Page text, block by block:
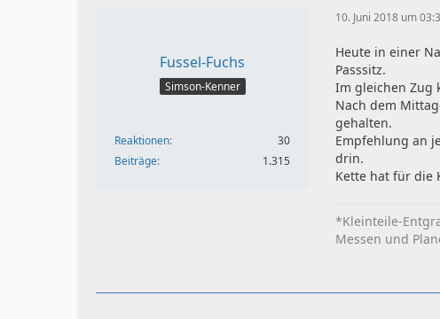
Fussel-Fuchs
Simson-Kenner
Reaktionen
30
Beiträge
1.315
10. Juni 2018 um
Heute in einer
Passsitz.
Im gleichen Zug
Nach dem
gehalten.
Empfehlung an
drin.
Kette hat für die
*Kleinteile-
Messen und